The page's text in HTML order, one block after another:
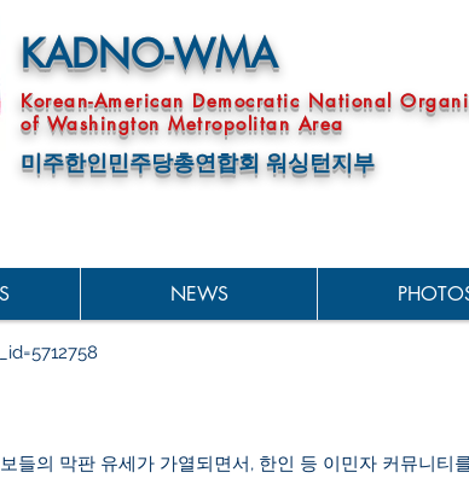
KADNO-WMA
Korean-American Democratic National
of Washington Metropolitan Area
미주한인민주당총연합회 워싱턴지부
NEWS
들의 막판 유세가 가열되면서, 한인 등 이민자 커뮤니